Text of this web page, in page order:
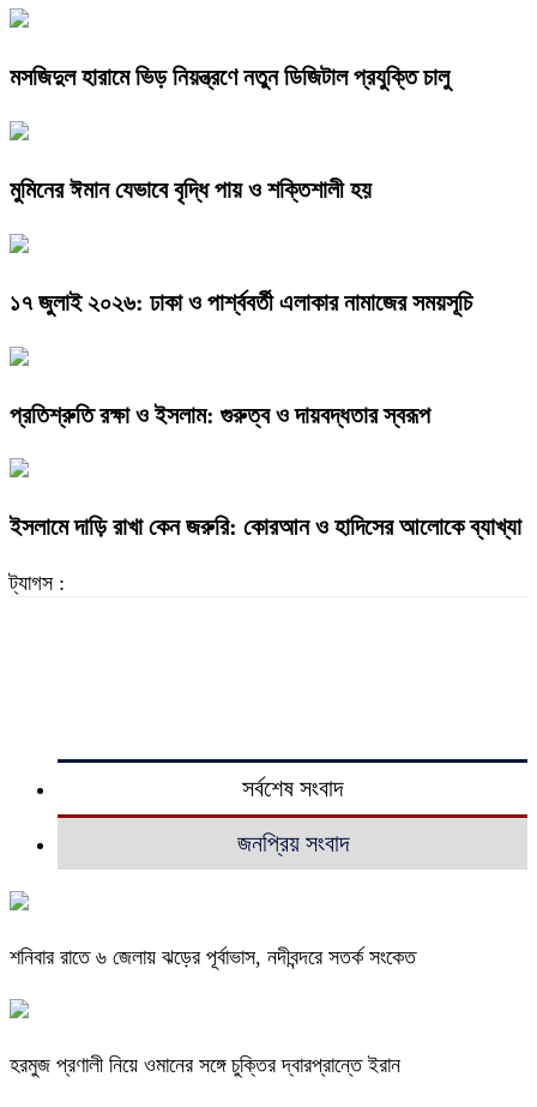
মসজিদুল হারামে ভিড় নিয়ন্ত্রণে নতুন ডিজিটাল প্রযুক্তি চালু
মুমিনের ঈমান যেভাবে বৃদ্ধি পায় ও শক্তিশালী হয়
১৭ জুলাই ২০২৬: ঢাকা ও পার্শ্ববর্তী এলাকার নামাজের সময়সূচি
প্রতিশ্রুতি রক্ষা ও ইসলাম: গুরুত্ব ও দায়বদ্ধতার স্বরূপ
ইসলামে দাড়ি রাখা কেন জরুরি: কোরআন ও হাদিসের আলোকে ব্যাখ্যা
ট্যাগস :
সর্বশেষ সংবাদ
জনপ্রিয় সংবাদ
শনিবার রাতে ৬ জেলায় ঝড়ের পূর্বাভাস, নদীবন্দরে সতর্ক সংকেত
হরমুজ প্রণালী নিয়ে ওমানের সঙ্গে চুক্তির দ্বারপ্রান্তে ইরান